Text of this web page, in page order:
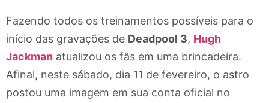
Fazendo todos os treinamentos possíveis para o
início das gravações de Deadpool 3, Hugh
Jackman atualizou os fãs em uma brincadeira.
Afinal, neste sábado, dia 11 de fevereiro, o astro
postou uma imagem em sua conta oficial no